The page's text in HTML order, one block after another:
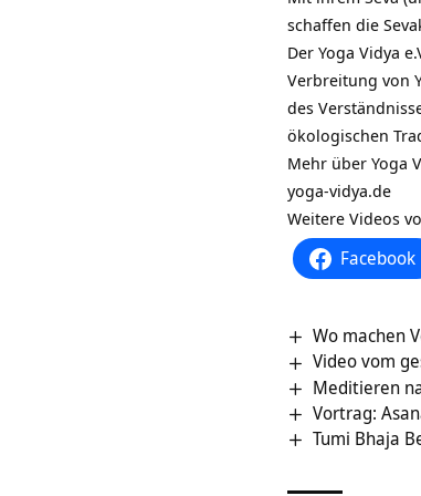
schaffen die
Der Yoga Vidya
Verbreitung von
des
ökologischen
Mehr über Yoga
yoga-vidya.de
Weitere Videos
Facebook
Wo machen
Video vom
Meditieren
Vortrag:
Tumi Bhaja